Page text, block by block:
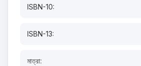
ISBN-10:
ISBN-13:
মাত্রা: